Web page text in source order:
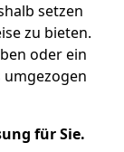
setzen
zu bieten.
oder ein
umgezogen
für Sie.